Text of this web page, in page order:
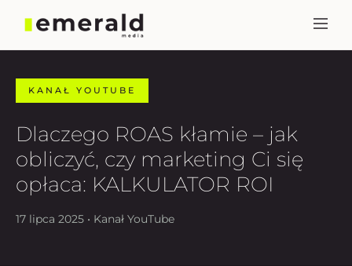
KANAŁ YOUTUBE
Dlaczego ROAS kłamie – jak
obliczyć, czy marketing Ci się
opłaca: KALKULATOR ROI
17 lipca 2025 • Kanał YouTube